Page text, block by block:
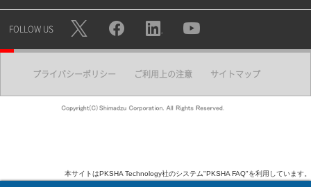
FOLLOW US
プライバシーポリシー ご利用上の注意 サイトマップ
本サイトはPKSHA Technology社のシステム"PKSHA FAQ"を利用しています。